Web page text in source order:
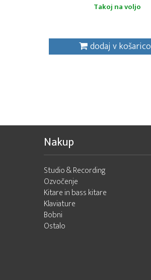
Takoj na voljo
dodaj v košarico
Nakup
Studio & Recording
Ozvočenje
Kitare in bass kitare
Klaviature
Bobni
Ostalo